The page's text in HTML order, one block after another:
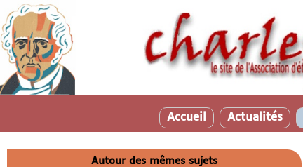
Accueil Actualités
Autour des mêmes sujets